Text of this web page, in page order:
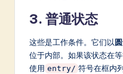
3. 普通状态
这些是工作条件。它们以
位于内部。如果该状态在
使用 entry/ 符号在框内列